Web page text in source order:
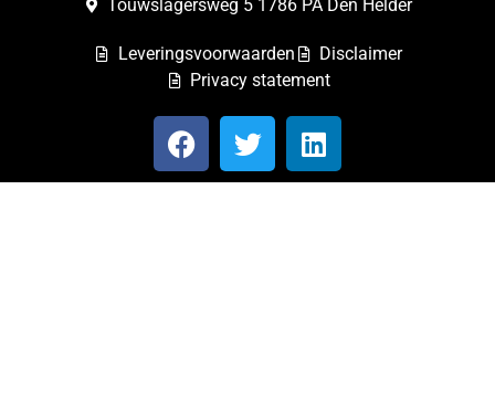
Touwslagersweg 5 1786 PA Den Helder
Leveringsvoorwaarden
Disclaimer
Privacy statement